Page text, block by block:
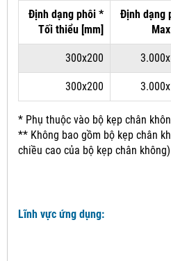
Định dạng phôi *
Tối thiểu [mm]
Định dạng
300x200
300x200
* Phụ thuộc vào bộ kẹp chân
** Không bao gồm bộ kẹp chân
chiều cao của bộ kẹp chân không)
Lĩnh vực ứng dụng: